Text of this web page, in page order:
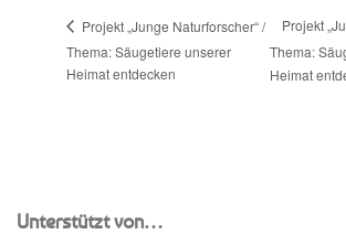
Projekt „Junge Naturforscher“ /
Thema: Säugetiere unserer
Heimat entdecken
Projekt
Thema:
Heimat
Unterstützt von…